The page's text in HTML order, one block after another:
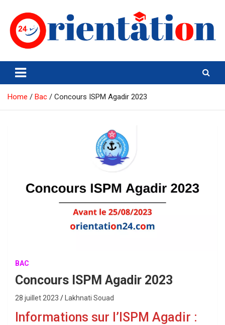
content
Orientation24
Emploi et Orientation au Maroc
Home Bac Concours ISPM Agadir 2023
BAC
Concours ISPM Agadir 2023
28 juillet 2023 Lakhnati Souad
Informations sur l’ISPM Agadir :